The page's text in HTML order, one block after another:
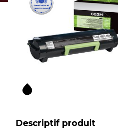
Descriptif produit